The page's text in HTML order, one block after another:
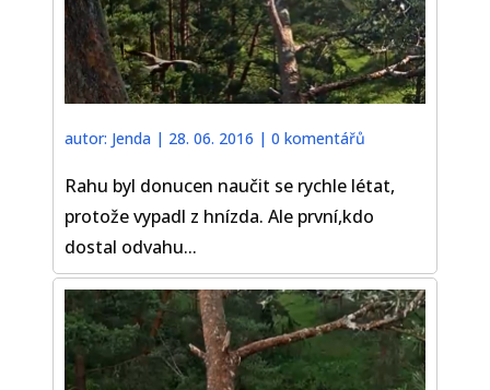
autor: Jenda | 28. 06. 2016 |0 komentářů
Rahu byl donucen naučit se rychle létat,
protože vypadl z hnízda. Ale první,kdo
dostal odvahu...